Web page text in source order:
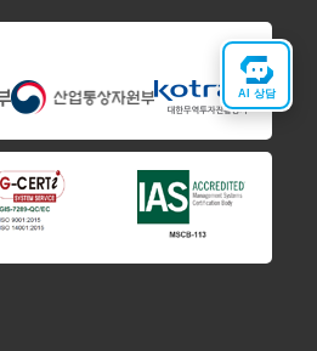
AI 상담